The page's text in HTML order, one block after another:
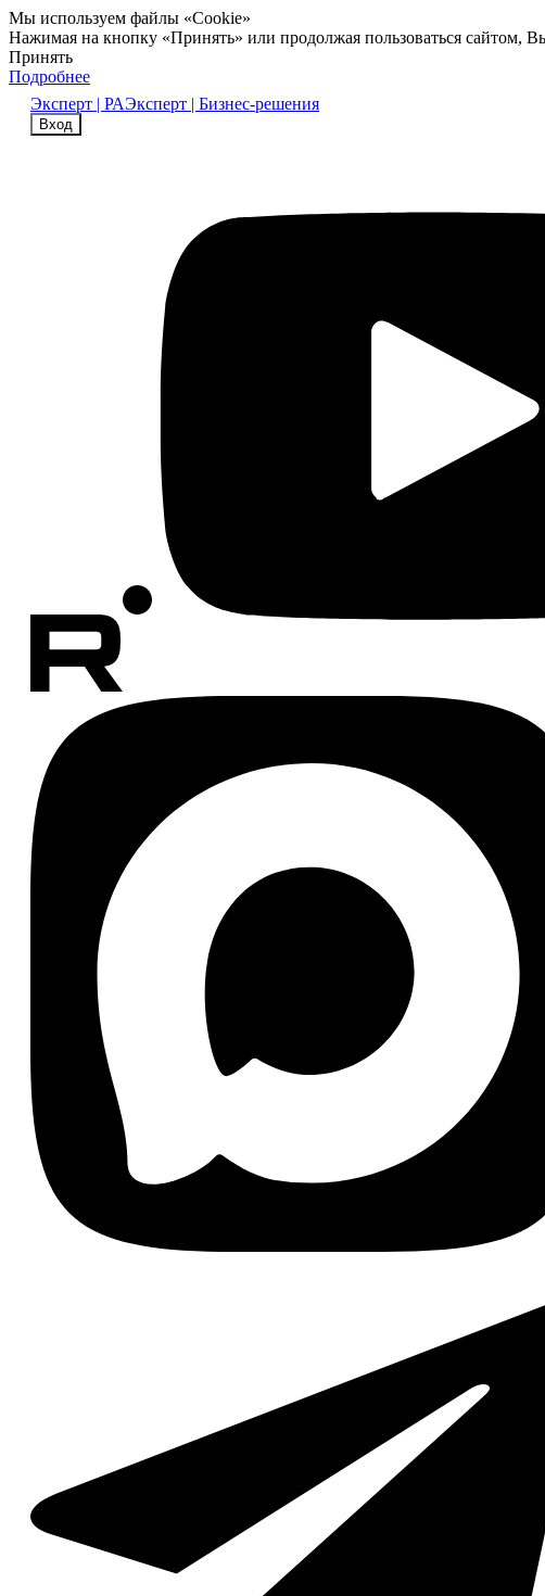
Мы используем файлы «Cookie»
Нажимая на кнопку «Принять» или продолжая пользоваться сайтом,
Принять
Подробнее
Эксперт | РАЭксперт | Бизнес-решения
Вход